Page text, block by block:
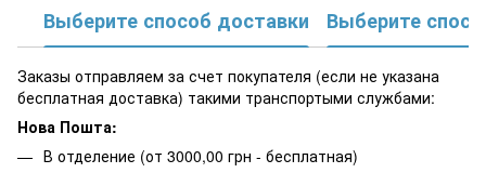
Выберите способ доставки Выберите
Заказы отправляем за счет покупателя (если не указана
бесплатная доставка) такими транспортыми службами:
Нова Пошта:
В отделение (от 3000,00 грн - бесплатная)